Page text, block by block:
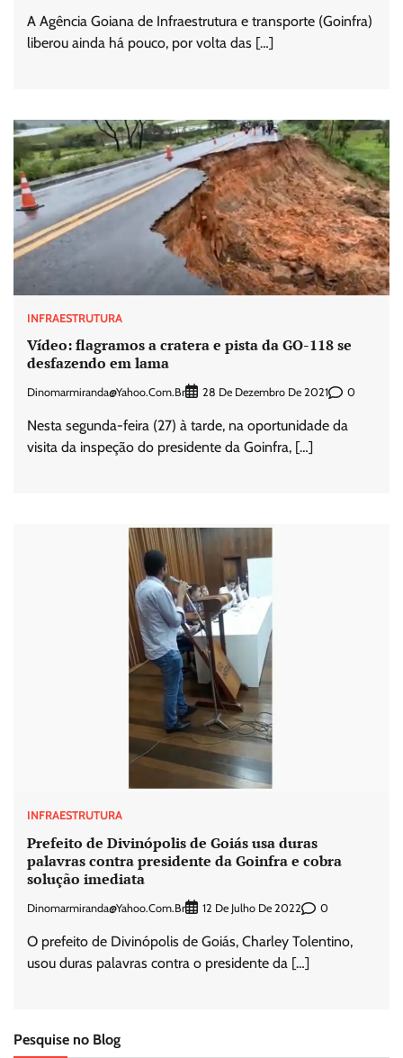
A Agência Goiana de Infraestrutura e transporte (Goinfra)
liberou ainda há pouco, por volta das […]
INFRAESTRUTURA
Vídeo: flagramos a cratera e pista da GO-118 se
desfazendo em lama
Dinomarmiranda@yahoo.com.br 28 De Dezembro De 2021 0
Nesta segunda-feira (27) à tarde, na oportunidade da
visita da inspeção do presidente da Goinfra, […]
INFRAESTRUTURA
Prefeito de Divinópolis de Goiás usa duras
palavras contra presidente da Goinfra e cobra
solução imediata
Dinomarmiranda@yahoo.com.br 12 De Julho De 2022 0
O prefeito de Divinópolis de Goiás, Charley Tolentino,
usou duras palavras contra o presidente da […]
Pesquise no Blog